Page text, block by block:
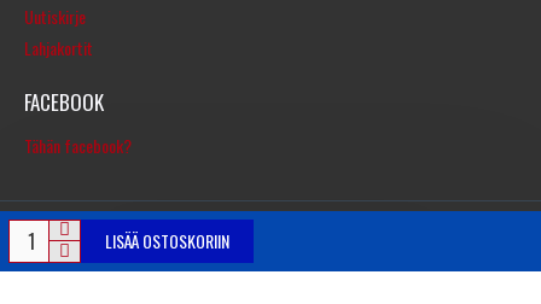
LISÄÄ OSTOSKORIIN
Uutiskirje
Lahjakortit
FACEBOOK
Tähän facebook?
© Copyright 2016